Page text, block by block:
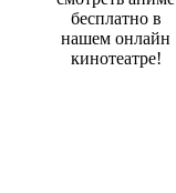
бесплатно в
нашем онлайн
кинотеатре!